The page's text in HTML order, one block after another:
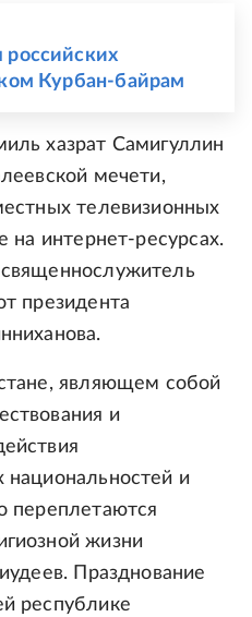
Курбан-байрам
хазрат Самигуллин
мечети,
телевизионных
на интернет-ресурсах.
президента
являющем собой
и
национальностей и
переплетаются
жизни
Празднование
республике